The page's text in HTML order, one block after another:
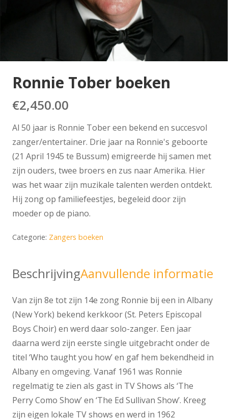
Ronnie Tober boeken
€2,450.00
Al 50 jaar is Ronnie Tober een bekend en succesvol
zanger/entertainer. Drie jaar na Ronnie's geboorte
(21 April 1945 te Bussum) emigreerde hij samen met
zijn ouders, twee broers en zus naar Amerika. Hier
was het waar zijn muzikale talenten werden ontdekt.
Hij zong op familiefeestjes, begeleid door zijn
moeder op de piano.
Categorie: Zangers boeken
BeschrijvingAanvullende informatie
Van zijn 8e tot zijn 14e zong Ronnie bij een in Albany
(New York) bekend kerkkoor (St. Peters Episcopal
Boys Choir) en werd daar solo-zanger. Een jaar
daarna werd zijn eerste single uitgebracht onder de
titel ‘Who taught you how’ en gaf hem bekendheid in
Albany en omgeving. Vanaf 1961 was Ronnie
regelmatig te zien als gast in TV Shows als ‘The
Perry Como Show’ en ‘The Ed Sullivan Show’. Kreeg
zijn eigen lokale TV shows en werd in 1962